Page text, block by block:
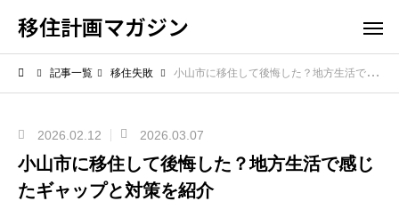
移住計画マガジン
記事一覧 移住失敗 小山市に移住して後悔した？地方生活で感じたギャップと対策を紹介
2026.02.12 2026.03.07
小山市に移住して後悔した？地方生活で感じ
たギャップと対策を紹介